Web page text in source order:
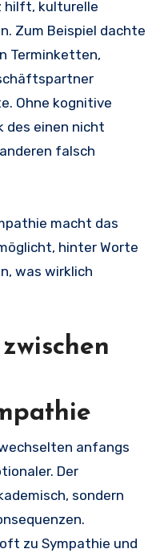
hilft, kulturelle
Zum Beispiel dachte
Terminketten,
Ohne kognitive
des einen nicht
falsch
macht das
hinter Worte
was wirklich
anfangs
Der
sondern
zu Sympathie und